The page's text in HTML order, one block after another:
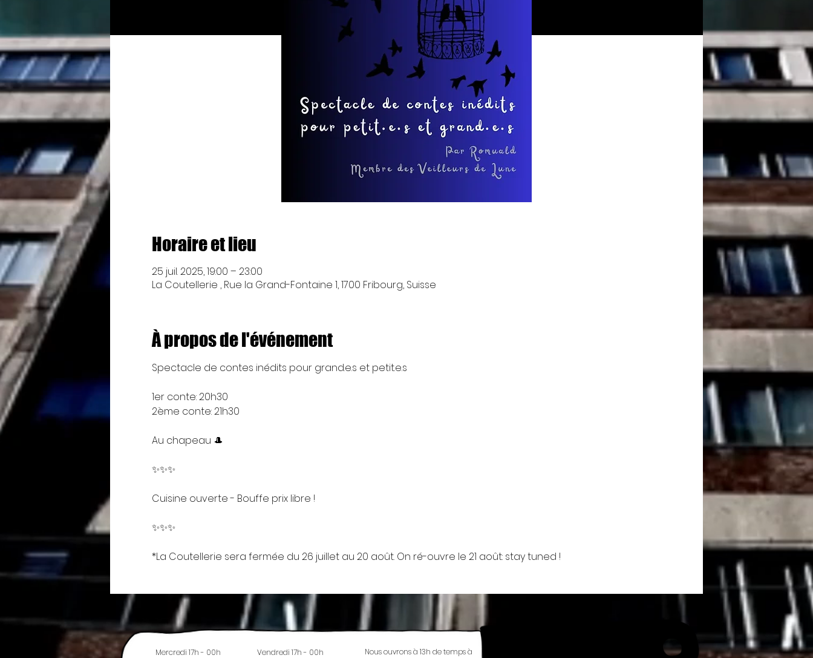
Horaire et lieu
25 juil. 2025, 19:00 – 23:00
La Coutellerie , Rue la Grand-Fontaine 1, 1700 Fribourg, Suisse
À propos de l'événement
Spectacle de contes inédits pour grand.e.s et petit.e.s
1er conte: 20h30
2ème conte: 21h30
Au chapeau 🎩
✨️✨️✨️
Cuisine ouverte - Bouffe prix libre !
✨️✨️✨️
*La Coutellerie sera fermée du 26 juillet au 20 août. On ré-ouvre le 21 août: stay tuned !
Mercredi 17h - 00h Vendredi 17h - 00h
Nous ouvrons à 13h de temps à